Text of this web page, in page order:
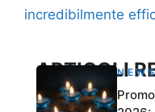
incredibilmente
ARTICOLI